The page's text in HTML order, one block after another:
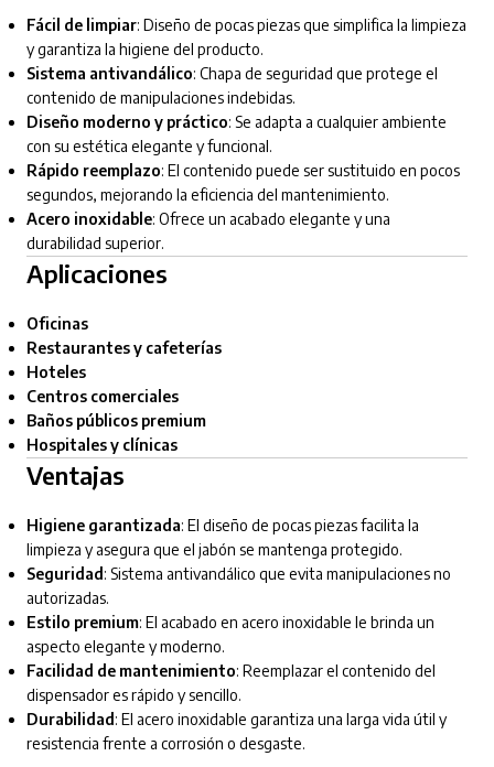
Fácil de limpiar: Diseño de pocas piezas que simplifica la limpieza
y garantiza la higiene del producto.
Sistema antivandálico: Chapa de seguridad que protege el
contenido de manipulaciones indebidas.
Diseño moderno y práctico: Se adapta a cualquier ambiente
con su estética elegante y funcional.
Rápido reemplazo: El contenido puede ser sustituido en pocos
segundos, mejorando la eficiencia del mantenimiento.
Acero inoxidable: Ofrece un acabado elegante y una
durabilidad superior.
Aplicaciones
Oficinas
Restaurantes y cafeterías
Hoteles
Centros comerciales
Baños públicos premium
Hospitales y clínicas
Ventajas
Higiene garantizada: El diseño de pocas piezas facilita la
limpieza y asegura que el jabón se mantenga protegido.
Seguridad : Sistema antivandálico que evita manipulaciones no
autorizadas.
Estilo premium: El acabado en acero inoxidable le brinda un
aspecto elegante y moderno.
Facilidad de mantenimiento: Reemplazar el contenido del
dispensador es rápido y sencillo.
Durabilidad : El acero inoxidable garantiza una larga vida útil y
resistencia frente a corrosión o desgaste.